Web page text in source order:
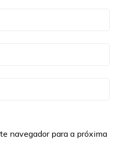
navegador para a próxima